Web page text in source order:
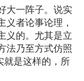
大一阵子。说实
者论事论理，
义的。尤其是立
法乃至方式仿照
就是这样的，所